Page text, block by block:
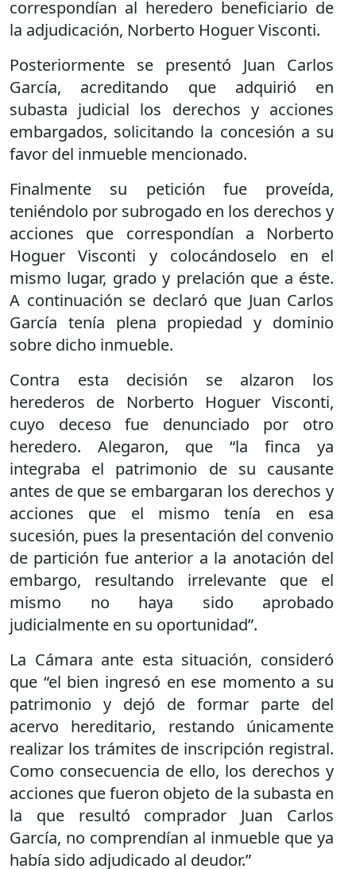
correspondían al heredero beneficiario de
la adjudicación, Norberto Hoguer Visconti.
Posteriormente se presentó Juan Carlos
García, acreditando que adquirió en
subasta judicial los derechos y acciones
embargados, solicitando la concesión a su
favor del inmueble mencionado.
Finalmente su petición fue proveída,
teniéndolo por subrogado en los derechos y
acciones que correspondían a Norberto
Hoguer Visconti y colocándoselo en el
mismo lugar, grado y prelación que a éste.
A continuación se declaró que Juan Carlos
García tenía plena propiedad y dominio
sobre dicho inmueble.
Contra esta decisión se alzaron los
herederos de Norberto Hoguer Visconti,
cuyo deceso fue denunciado por otro
heredero. Alegaron, que “la finca ya
integraba el patrimonio de su causante
antes de que se embargaran los derechos y
acciones que el mismo tenía en esa
sucesión, pues la presentación del convenio
de partición fue anterior a la anotación del
embargo, resultando irrelevante que el
mismo no haya sido aprobado
judicialmente en su oportunidad”.
La Cámara ante esta situación, consideró
que “el bien ingresó en ese momento a su
patrimonio y dejó de formar parte del
acervo hereditario, restando únicamente
realizar los trámites de inscripción registral.
Como consecuencia de ello, los derechos y
acciones que fueron objeto de la subasta en
la que resultó comprador Juan Carlos
García, no comprendían al inmueble que ya
había sido adjudicado al deudor.”